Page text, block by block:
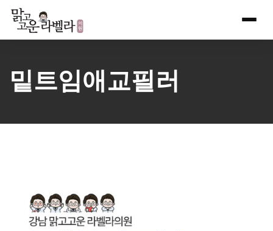
Skip
content
밑트임애교필러